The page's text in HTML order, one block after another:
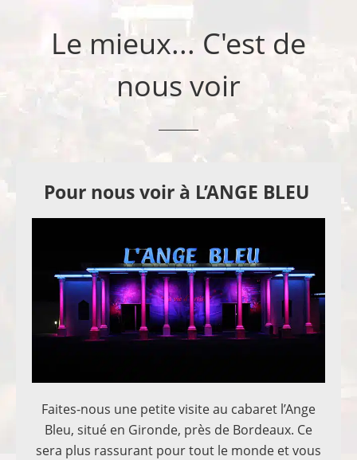
Le mieux... C'est de
nous voir
Pour nous voir à L’ANGE BLEU
Faites-nous une petite visite au cabaret l’Ange
Bleu, situé en Gironde, près de Bordeaux. Ce
sera plus rassurant pour tout le monde et vous